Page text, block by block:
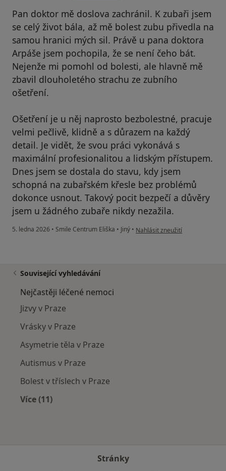
Pan doktor mě doslova zachránil. K zubaři jsem
se celý život bála, až mě bolest zubu přivedla na
samou hranici mých sil. Právě u pana doktora
Arpáše jsem pochopila, že se není čeho bát.
Nejenže mi pomohl od bolesti, ale hlavně mě
zbavil dlouholetého strachu ze zubního
ošetření.
Ošetření je u něj naprosto bezbolestné, pracuje
velmi pečlivě, klidně a s důrazem na každý
detail. Je vidět, že svou práci vykonává s
maximální profesionalitou a lidským přístupem.
Dnes jsem se dostala do stavu, kdy jsem
schopná na zubařském křesle bez problémů
dokonce usnout. Takový pocit bezpečí a důvěry
jsem u žádného zubaře nikdy nezažila.
5. ledna 2026 • Smile Centrum Eliška • Jiný • podle názoru uživatele Monika
Nahlásit zneužití
Související vyhledávání
Nejčastěji léčené nemoci
Jizvy v Praze
Vrásky v Praze
Asymetrie těla v Praze
Autismus v Praze
Bolest v tříslech v Praze
Více (11)
Stránky